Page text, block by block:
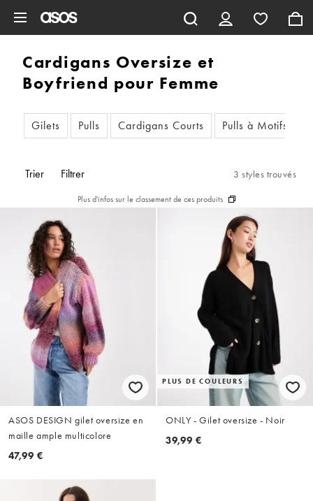
Cardigans Oversize et
Boyfriend pour Femme
Gilets Pulls Cardigans Courts Pulls à Motifs
Trier Filtrer 3 styles trouvés
Plus d'infos sur le classement de ces produits
ASOS DESIGN gilet oversize en
maille ample multicolore
47,99 €
PLUS DE COULEURS
ONLY - Gilet oversize - Noir
39,99 €